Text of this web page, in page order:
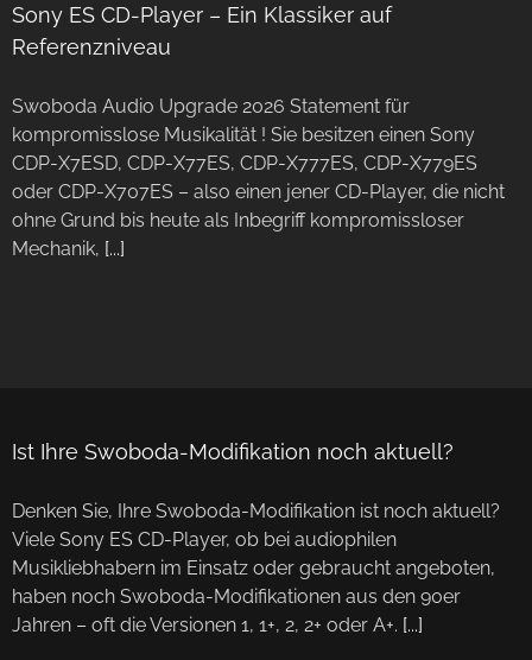
Sony ES CD-Player – Ein Klassiker auf
Referenzniveau
Swoboda Audio Upgrade 2026 Statement für
kompromisslose Musikalität ! Sie besitzen einen Sony
CDP-X7ESD, CDP-X77ES, CDP-X777ES, CDP-X779ES
oder CDP-X707ES – also einen jener CD-Player, die nicht
ohne Grund bis heute als Inbegriff kompromissloser
Mechanik, [...]
Ist Ihre Swoboda-Modifikation noch aktuell?
Denken Sie, Ihre Swoboda-Modifikation ist noch aktuell?
Viele Sony ES CD-Player, ob bei audiophilen
Musikliebhabern im Einsatz oder gebraucht angeboten,
haben noch Swoboda-Modifikationen aus den 90er
Jahren – oft die Versionen 1, 1+, 2, 2+ oder A+. [...]